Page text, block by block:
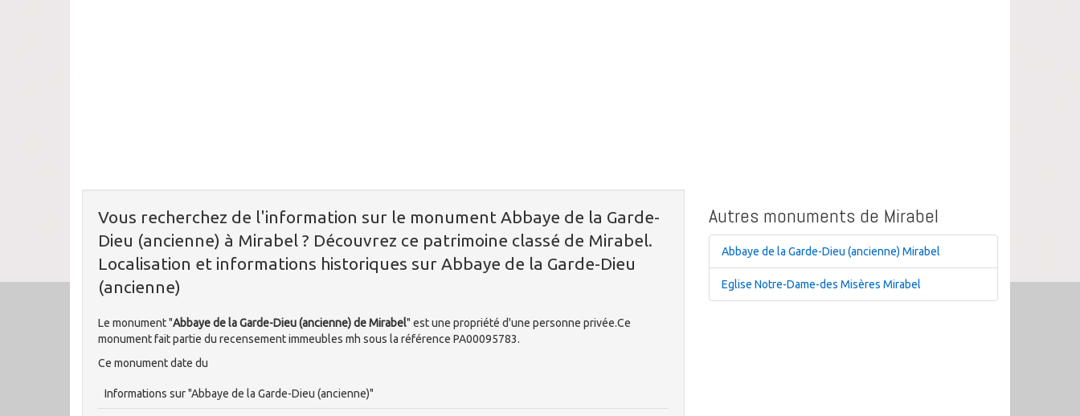
Vous recherchez de l'information sur le monument Abbaye de la Garde-
Dieu (ancienne) à Mirabel ? Découvrez ce patrimoine classé de Mirabel.
Localisation et informations historiques sur Abbaye de la Garde-Dieu
(ancienne)
Le monument "Abbaye de la Garde-Dieu (ancienne) de Mirabel" est une propriété d'une personne privée.Ce
monument fait partie du recensement immeubles mh sous la référence PA00095783.
Ce monument date du
Informations sur "Abbaye de la Garde-Dieu (ancienne)"
Autres monuments de Mirabel
Abbaye de la Garde-Dieu (ancienne) Mirabel
Eglise Notre-Dame-des Misères Mirabel